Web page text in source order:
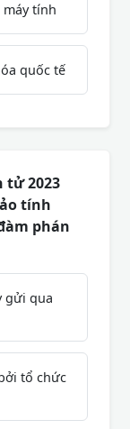
máy tính
quốc tế
tử 2023
tính
phán
gửi qua
tổ chức